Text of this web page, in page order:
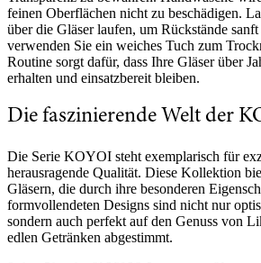
feinen Oberflächen nicht zu beschädigen.
über die Gläser laufen, um Rückstände
verwenden Sie ein weiches Tuch zum
Routine sorgt dafür, dass Ihre Gläser über
erhalten und einsatzbereit bleiben.
Die faszinierende Welt der
Die Serie KOYOI steht exemplarisch für
herausragende Qualität. Diese Kollektion
Gläsern, die durch ihre besonderen
formvollendeten Designs sind nicht nur
sondern auch perfekt auf den Genuss von
edlen Getränken abgestimmt.